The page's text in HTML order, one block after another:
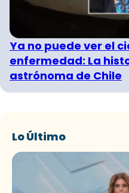
Ya no puede ver el
enfermedad: La
astrónoma de Chile
Lo Último